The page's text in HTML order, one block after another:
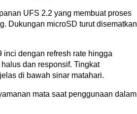
UFS 2.2 yang membuat proses
Dukungan microSD turut disematkan
inci dengan refresh rate hingga
dan responsif. Tingkat
di bawah sinar matahari.
mata saat penggunaan dalam